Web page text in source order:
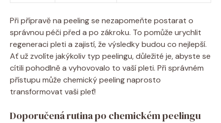
Při přípravě na peeling se nezapomeňte postarat o
správnou péči před a po zákroku. To pomůže urychlit
regeneraci pleti a zajistí, že výsledky budou co nejlepší.
Ať už zvolíte jakýkoliv typ peelingu, důležité je, abyste se
cítili pohodlně a vyhovovalo to vaší pleti. Při správném
přístupu může chemický peeling naprosto
transformovat vaši pleť!
Doporučená rutina po chemickém peelingu